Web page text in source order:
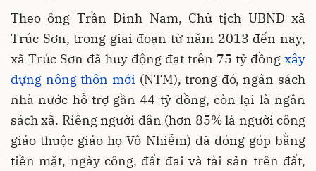
Theo ông Trần Đình Nam, Chủ tịch UBND xã
Trúc Sơn, trong giai đoạn từ năm 2013 đến nay,
xã Trúc Sơn đã huy động đạt trên 75 tỷ đồng xây
dựng nông thôn mới (NTM), trong đó, ngân sách
nhà nước hỗ trợ gần 44 tỷ đồng, còn lại là ngân
sách xã. Riêng người dân (hơn 85% là người công
giáo thuộc giáo họ Vô Nhiễm) đã đóng góp bằng
tiền mặt, ngày công, đất đai và tài sản trên đất,